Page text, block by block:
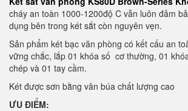
cháy an toàn 1000-1200độ C vẫn luôn đảm
dụng bên trong két sắt còn nguyên vẹn.
Sản phẩm két bạc văn phòng có kết cấu an
vững chắc, lắp 01 khóa số cơ thường, 01
chép và 01 tay cầm.
Két được sơn bằng vân búa chất lượng cao
ƯU ĐIỂM: